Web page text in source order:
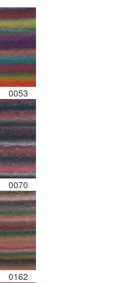
tip om de
met
het is?
shop
betreft
kwaliteit
0053
0070
0162